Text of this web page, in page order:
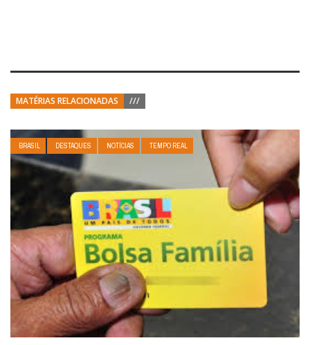
MATÉRIAS RELACIONADAS ///
BRASIL DESTAQUES NOTÍCIAS TEMPO REAL